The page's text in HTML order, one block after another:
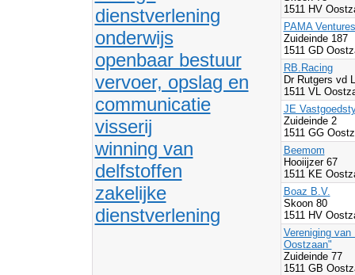
dienstverlening
onderwijs
openbaar bestuur
vervoer, opslag en
communicatie
visserij
winning van
delfstoffen
zakelijke
dienstverlening
1511 HV
PAMA
Zuideinde 187
1511 GD
RB.Racing
Dr Rutgers vd
1511 VL
JE
Zuideinde 2
1511 GG
Beemom
Hooiijzer 67
1511 KE
Boaz B.V.
Skoon 80
1511 HV
Vereniging van
Oostzaan"
Zuideinde 77
1511 GB